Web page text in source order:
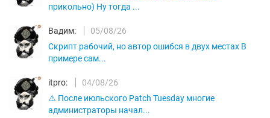
прикольно) Ну тогда ...
Вадим:
05/08/26
Скрипт рабочий, но автор ошибся в двух местах В
примере сам...
itpro:
04/08/26
⚠️ После июльского Patch Tuesday многие
администраторы начал...